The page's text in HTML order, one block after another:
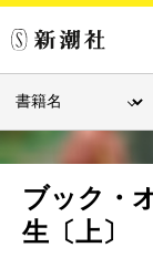
ブック・
生〔上〕